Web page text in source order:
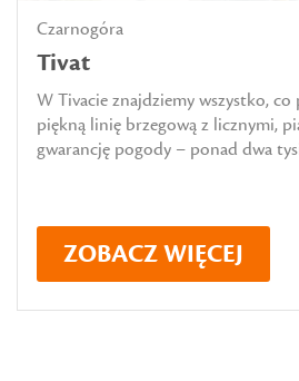
Czarnogóra
Tivat
W Tivacie znajdziemy wszystko,
piękną linię brzegową z licznymi,
gwarancję pogody – ponad dwa
ZOBACZ WIĘCEJ